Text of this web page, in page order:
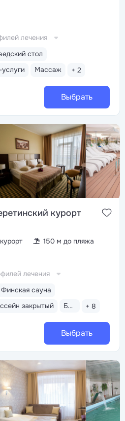
стол
Массаж + 2
лечения
Выбрать
курорт
150 м до пляжа
Финская сауна
закрытый Бассейн детский + 8
лечения
Выбрать